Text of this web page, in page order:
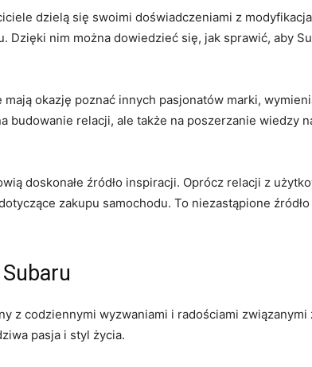
dzielą się swoimi doświadczeniami⁤ z
Dzięki‍ nim⁤ można dowiedzieć się, jak ‌sprawić, aby‌
okazję poznać ⁣innych pasjonatów ⁤marki,​
budowanie relacji, ale ‍także⁤ na poszerzanie ‍wiedzy‌
doskonałe ⁣źródło inspiracji. Oprócz relacji z
zakupu samochodu. To niezastąpione
z⁣ codziennymi wyzwaniami i radościami związanymi⁣
pasja​ i styl życia.